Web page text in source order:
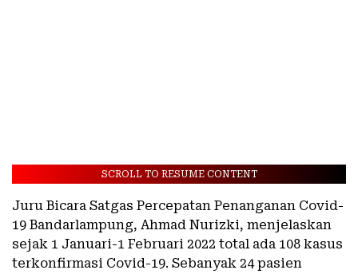
SCROLL TO RESUME CONTENT
Juru Bicara Satgas Percepatan Penanganan Covid-
19 Bandarlampung, Ahmad Nurizki, menjelaskan
sejak 1 Januari-1 Februari 2022 total ada 108 kasus
terkonfirmasi Covid-19. Sebanyak 24 pasien